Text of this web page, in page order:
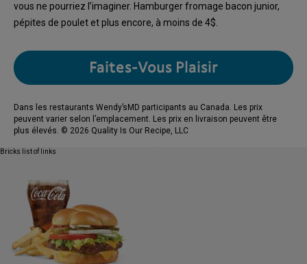
vous ne pourriez l’imaginer. Hamburger fromage bacon junior,
pépites de poulet et plus encore, à moins de 4$.
Faites-Vous Plaisir
Dans les restaurants Wendy’sMD participants au Canada. Les prix
peuvent varier selon l’emplacement. Les prix en livraison peuvent être
plus élevés. © 2026 Quality Is Our Recipe, LLC
Bricks list of links